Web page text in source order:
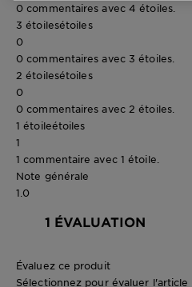
0 commentaires avec 4 étoiles.
3 étoilesétoiles
0
0 commentaires avec 3 étoiles.
2 étoilesétoiles
0
0 commentaires avec 2 étoiles.
1 étoileétoiles
1
1 commentaire avec 1 étoile.
Note générale
1.0
1 ÉVALUATION
Évaluez ce produit
Sélectionnez pour évaluer l'article